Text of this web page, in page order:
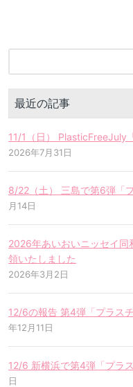
最近の記事
11/1（日） PlasticFreeJuly
2026年7月31日
8/22（土） 三島で第6弾「
月14日
2026年あいおいニッセイ同
領いたしました
2026年3月2日
12/6の報告 第4弾「プラス
年12月11日
12/6 新横浜で第4弾「プラ
日